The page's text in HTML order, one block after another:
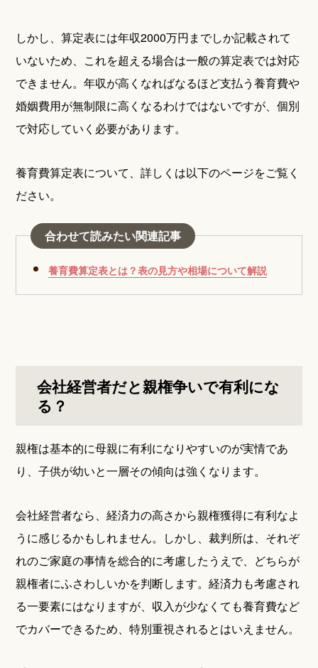
しかし、算定表には年収2000万円までしか記載されて
いないため、これを超える場合は一般の算定表では対応
できません。年収が高くなればなるほど支払う養育費や
婚姻費用が無制限に高くなるわけではないですが、個別
で対応していく必要があります。
養育費算定表について、詳しくは以下のページをご覧く
ださい。
合わせて読みたい関連記事
養育費算定表とは？表の見方や相場について解説
会社経営者だと親権争いで有利にな
る？
親権は基本的に母親に有利になりやすいのが実情であ
り、子供が幼いと一層その傾向は強くなります。
会社経営者なら、経済力の高さから親権獲得に有利なよ
うに感じるかもしれません。しかし、裁判所は、それぞ
れのご家庭の事情を総合的に考慮したうえで、どちらが
親権者にふさわしいかを判断します。経済力も考慮され
る一要素にはなりますが、収入が少なくても養育費など
でカバーできるため、特別重視されるとはいえません。